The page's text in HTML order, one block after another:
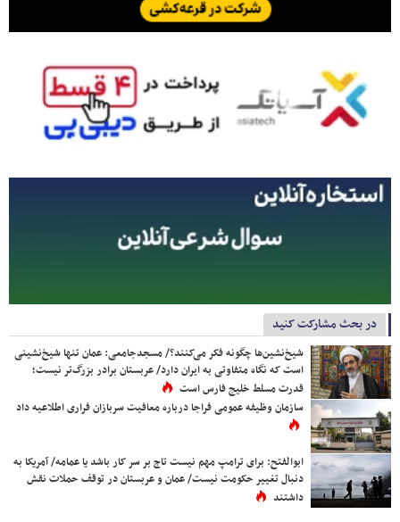
در بحث مشارکت کنید
شیخ‌نشین‌ها چگونه فکر می‌کنند؟/ مسجدجامعی: عمان تنها شیخ‌نشینی
است که نگاه متفاوتی به ایران دارد/ عربستان برادر بزرگ‌تر نیست؛
قدرت مسلط خلیج فارس است
سازمان وظیفه عمومی فراجا درباره معافیت سربازان فراری اطلاعیه داد
ابوالفتح: برای ترامپ مهم نیست تاج بر سر کار باشد یا عمامه/ آمریکا به
دنبال تغییر حکومت نیست/ عمان و عربستان در توقف حملات نقش
داشتند